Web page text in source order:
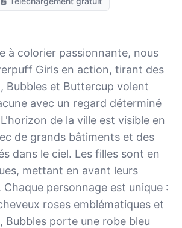
à colorier passionnante, nous
Girls en action, tirant des
Bubbles et Buttercup volent
avec un regard déterminé
de la ville est visible en
de grands bâtiments et des
dans le ciel. Les filles sont en
mettant en avant leurs
personnage est unique :
roses emblématiques et
porte une robe bleu